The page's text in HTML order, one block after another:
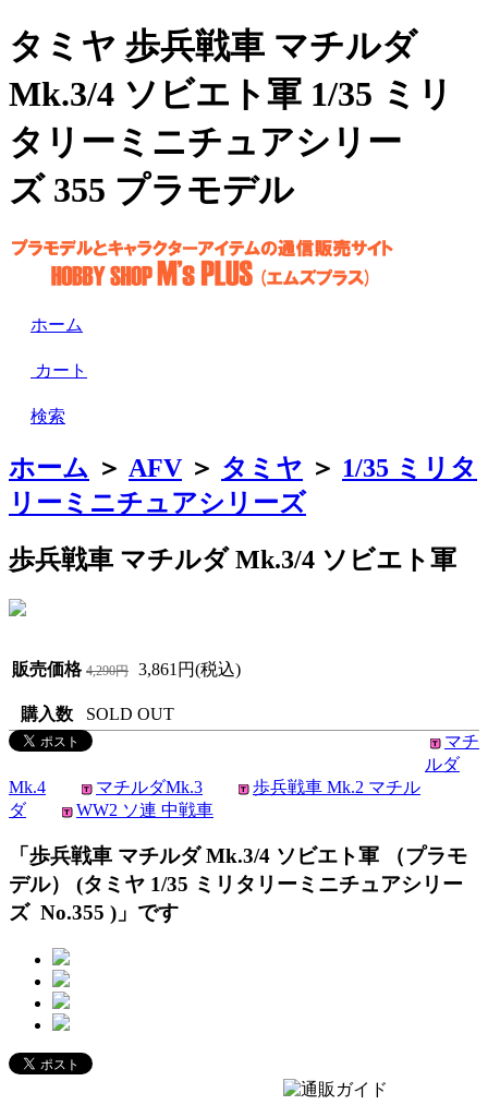
タミヤ 歩兵戦車 マチルダ
Mk.3/4 ソビエト軍 1/35 ミリ
タリーミニチュアシリー
ズ 355 プラモデル
ホーム
カート
検索
ホーム ＞ AFV ＞ タミヤ ＞ 1/35 ミリタ
リーミニチュアシリーズ
歩兵戦車 マチルダ Mk.3/4 ソビエト軍
販売価格 4,290円 3,861円(税込)
購入数
SOLD OUT
マチ
ルダ
Mk.4
マチルダMk.3
歩兵戦車 Mk.2 マチル
ダ
WW2 ソ連 中戦車
「歩兵戦車 マチルダ Mk.3/4 ソビエト軍 （プラモ
デル） (タミヤ 1/35 ミリタリーミニチュアシリー
ズ No.355 )」です